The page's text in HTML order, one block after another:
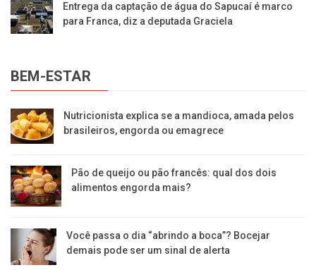
Entrega da captação de água do Sapucaí é marco
para Franca, diz a deputada Graciela
BEM-ESTAR
Nutricionista explica se a mandioca, amada pelos
brasileiros, engorda ou emagrece
Pão de queijo ou pão francês: qual dos dois
alimentos engorda mais?
Você passa o dia “abrindo a boca”? Bocejar
demais pode ser um sinal de alerta